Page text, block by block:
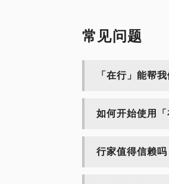
常见问题
「在行」能帮
如何开始使用「
行家值得信赖吗